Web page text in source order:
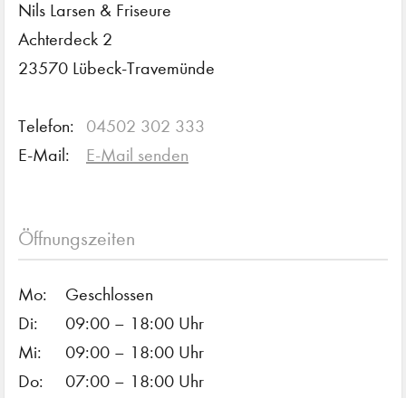
Nils Larsen & Friseure
Achterdeck 2
23570 Lübeck-Travemünde
Telefon:
04502 302 333
E-Mail:
E-Mail senden
Öffnungszeiten
Mo:
Geschlossen
Di:
09:00 – 18:00 Uhr
Mi:
09:00 – 18:00 Uhr
Do:
07:00 – 18:00 Uhr